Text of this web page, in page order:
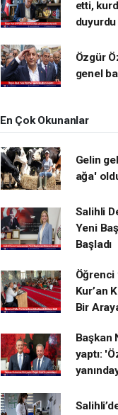
etti,
duyurdu
Özgür
genel
En Çok Okunanlar
Gelin
ağa'
Salihli
Yeni
Başladı
Öğrenci
Kur’an
Bir
Başkan
yaptı: